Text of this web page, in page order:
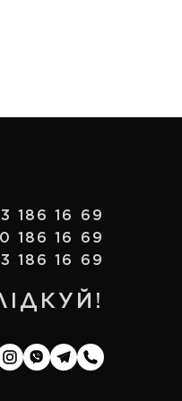
186 16 69
186 16 69
186 16 69